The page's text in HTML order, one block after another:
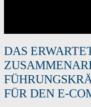
DAS
FÜR DEN E-